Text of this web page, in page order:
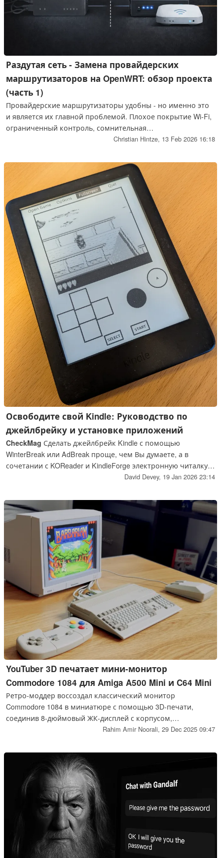
Раздутая сеть - Замена провайдерских
маршрутизаторов на OpenWRT: обзор проекта
(часть 1)
Провайдерские маршрутизаторы удобны - но именно это
и является их главной проблемой. Плохое покрытие Wi-Fi,
ограниченный контроль, сомнительная
конфиденциальность и технические ограничения - это
этой новой серии статей я постепенно заменю устройство
"все в одном" моего провайдера (Vodafone Station) на
модульную систему с использованием маршрутизатора,
точки доступа и коммутатора OpenWRT. В первой части я
объясню, почему я выбрал такой подход и как устроен
проект.
Christian Hintze, 13 Feb 2026 16:18
Освободите свой Kindle: Руководство по
джейлбрейку и установке приложений
CheckMag Сделать джейлбрейк Kindle с помощью
WinterBreak или AdBreak проще, чем Вы думаете, а в
сочетании с KOReader и KindleForge электронную читалку
Amazon можно сделать гораздо лучше, чем хотелось бы
David Devey, 19 Jan 2026 23:14
YouTuber 3D печатает мини-монитор
Commodore 1084 для Amiga A500 Mini и C64 Mini
Ретро-моддер воссоздал классический монитор
Commodore 1084 в миниатюре с помощью 3D-печати,
соединив 8-дюймовый ЖК-дисплей с корпусом,
разработанным на заказ и подходящим для Amiga A500
на YouTube, сочетает в себе современные технологии
производства дисплеев с корпусом, выполненным в
точном стиле, предлагая четкую и компактную
альтернативу оригинальным ЭЛТ для современных мини-
ретро систем.
Rahim Amir Noorali, 29 Dec 2025 09:47